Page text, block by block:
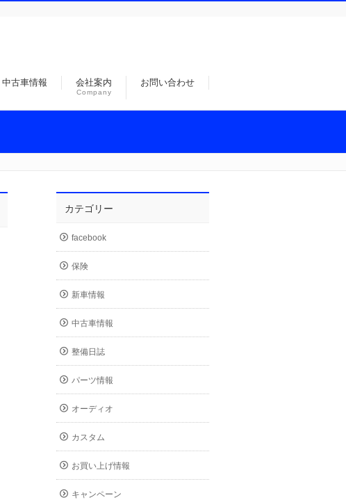
中古車情報 会社案内
Company
お問い合わせ
カテゴリー
facebook
保険
新車情報
中古車情報
整備日誌
パーツ情報
オーディオ
カスタム
お買い上げ情報
キャンペーン